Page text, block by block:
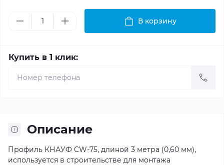
В корзину
Купить в 1 клик:
Описание
Профиль КНАУФ CW-75, длиной 3 метра (0,60 мм),
используется в строительстве для монтажа